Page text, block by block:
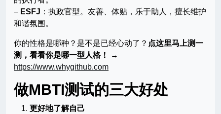
– ESFJ ：执政官型。友善、体贴，乐于助人，擅长维护
和谐氛围。
你的性格是哪种？是不是已经心动了？ 点这里马上测一
测，看看你是哪一型人格！
→
https://www.whygithub.com
做MBTI测试的三大好处
更好地了解自己